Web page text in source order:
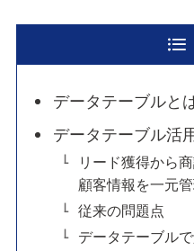
データテーブルと
データテーブル活
リード獲得から
顧客情報を一元
従来の問題点
データテーブル